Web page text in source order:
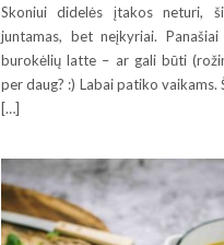
Skoniui didelės įtakos neturi,
juntamas, bet neįkyriai.
burokėlių latte – ar gali būti
per daug? :) Labai patiko
[…]